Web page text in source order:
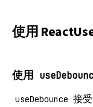
使用
使用
useDebounce 接